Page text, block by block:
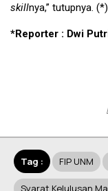
skillnya,” tutupnya. (*)
*Reporter : Dwi
Tag : FIP UNM
Syarat Kelulusan